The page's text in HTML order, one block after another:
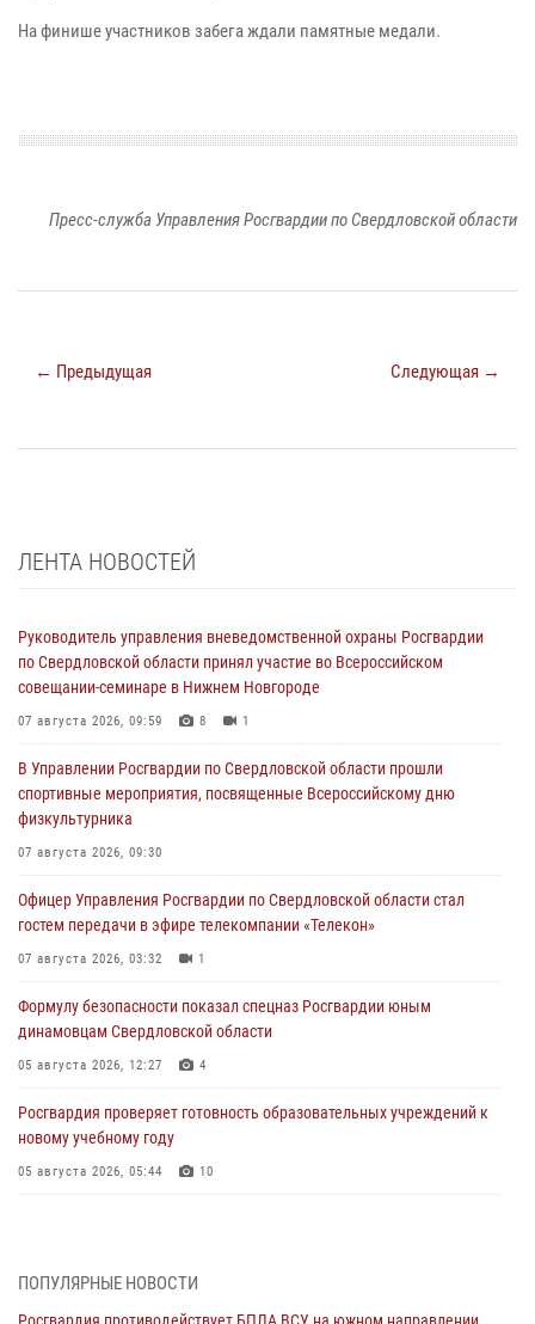
На финише участников забега ждали памятные медали.
Пресс-служба Управления Росгвардии по Свердловской области
← Предыдущая Следующая →
ЛЕНТА НОВОСТЕЙ
Руководитель управления вневедомственной охраны Росгвардии
по Свердловской области принял участие во Всероссийском
совещании-семинаре в Нижнем Новгороде
07 августа 2026, 09:59 8 1
В Управлении Росгвардии по Свердловской области прошли
спортивные мероприятия, посвященные Всероссийскому дню
физкультурника
07 августа 2026, 09:30
Офицер Управления Росгвардии по Свердловской области стал
гостем передачи в эфире телекомпании «Телекон»
07 августа 2026, 03:32 1
Формулу безопасности показал спецназ Росгвардии юным
динамовцам Свердловской области
05 августа 2026, 12:27 4
Росгвардия проверяет готовность образовательных учреждений к
новому учебному году
05 августа 2026, 05:44 10
04 августа 2026, 09:57 2
ПОПУЛЯРНЫЕ НОВОСТИ